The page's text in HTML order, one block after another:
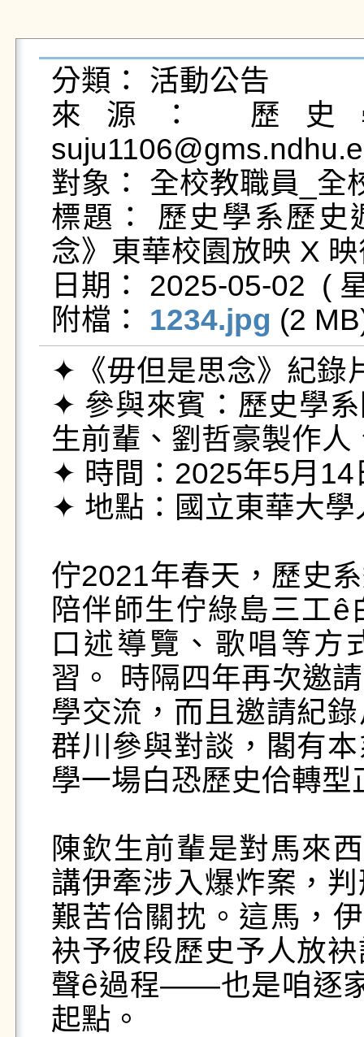
分類： 活動公告
來源： 歷
對象： 全校教職員_全
標題： 歷史學系歷史
念》東華校園放映 X
日期： 2025-05-02  (
附檔： 1234.jpg (2
✦《毋但是思念》紀錄
✦ 參與來賓：歷史學
生前輩、劉哲豪製作
✦ 時間：2025年5月
✦ 地點：國立東華大
佇2021年春天，歷史
陪伴師生佇綠島三工
口述導覽、歌唱等方
習。 時隔四年再次邀
學交流，而且邀請紀
群川參與對談，閣有
學一場白恐歷史佮轉型
陳欽生前輩是對馬來
講伊牽涉入爆炸案，
艱苦佮關抌。這馬，
袂予彼段歷史予人放
聲ê過程——也是咱逐
起點。